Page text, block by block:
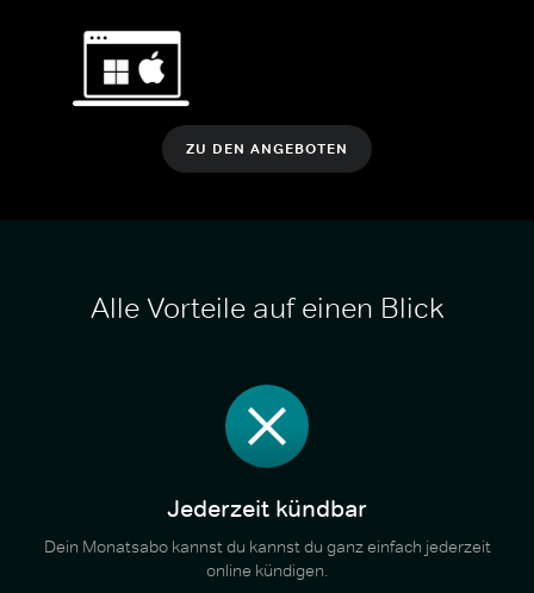
ZU DEN ANGEBOTEN
Alle Vorteile auf einen Blick
Jederzeit kündbar
Dein Monatsabo kannst du kannst du ganz einfach jederzeit
online kündigen.